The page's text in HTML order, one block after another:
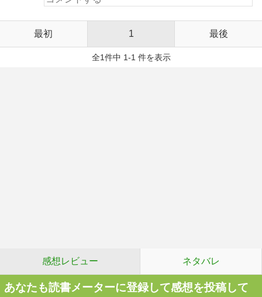
最初 1 最後
全1件中 1-1 件を表示
感想レビュー ネタバレ
あなたも読書メーターに登録して感想を投稿して